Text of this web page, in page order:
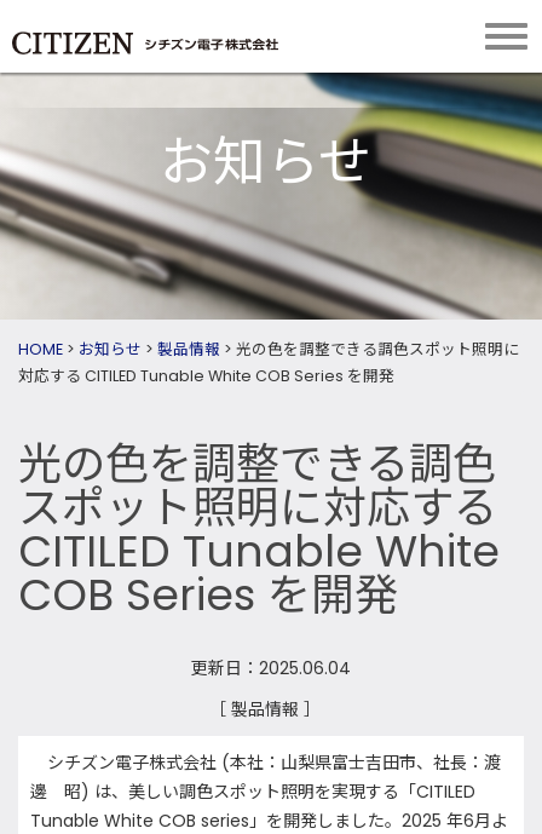
お知らせ
HOME > お知らせ > 製品情報 > 光の色を調整できる調色スポット照明に
対応する CITILED Tunable White COB Series を開発
光の色を調整できる調色
スポット照明に対応する
CITILED Tunable White
COB Series を開発
更新日：2025.06.04
［ 製品情報 ］
シチズン電子株式会社 (本社：山梨県富士吉田市、社長：渡
邊 昭) は、美しい調色スポット照明を実現する「CITILED
Tunable White COB series」を開発しました。2025 年6月よ